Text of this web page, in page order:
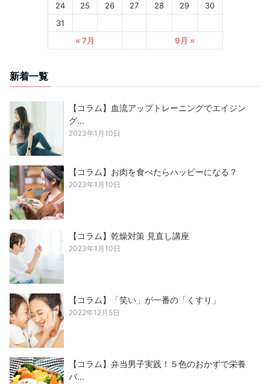
24
25 26 27 28 29
30
31
« 7月
9月 »
新着一覧
【コラム】血流アップトレーニングでエイジン
グ…
2023年1月10日
【コラム】お肉を食べたらハッピーになる？
2023年1月10日
【コラム】乾燥対策 見直し講座
2023年1月10日
【コラム】「笑い」が一番の「くすり」
2022年12月5日
【コラム】弁当男子実践！５色のおかずで栄養
バ…